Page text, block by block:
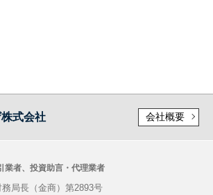
式会社 会社概要
業者、投資助言・代理業者
局長（金商）第2893号